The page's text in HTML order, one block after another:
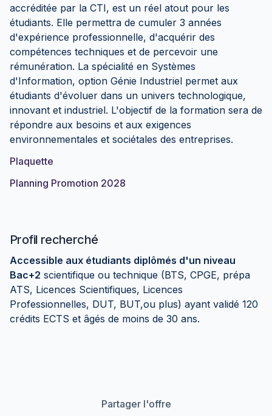
accréditée par la CTI, est un réel atout pour les
étudiants. Elle permettra de cumuler 3 années
d'expérience professionnelle, d'acquérir des
compétences techniques et de percevoir une
rémunération. La spécialité en Systèmes
d'Information, option Génie Industriel permet aux
étudiants d'évoluer dans un univers technologique,
innovant et industriel. L'objectif de la formation sera de
répondre aux besoins et aux exigences
environnementales et sociétales des entreprises.
Plaquette
Planning Promotion 2028
Profil recherché
Accessible aux étudiants diplômés d'un niveau
Bac+2 scientifique ou technique (BTS, CPGE, prépa
ATS, Licences Scientifiques, Licences
Professionnelles, DUT, BUT,ou plus) ayant validé 120
crédits ECTS et âgés de moins de 30 ans.
Partager l'offre